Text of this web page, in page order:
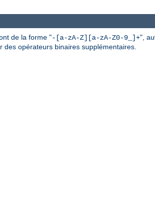
de la forme "-[a-zA-Z][a-zA-Z0-9_]+",
opérateurs binaires supplémentaires.